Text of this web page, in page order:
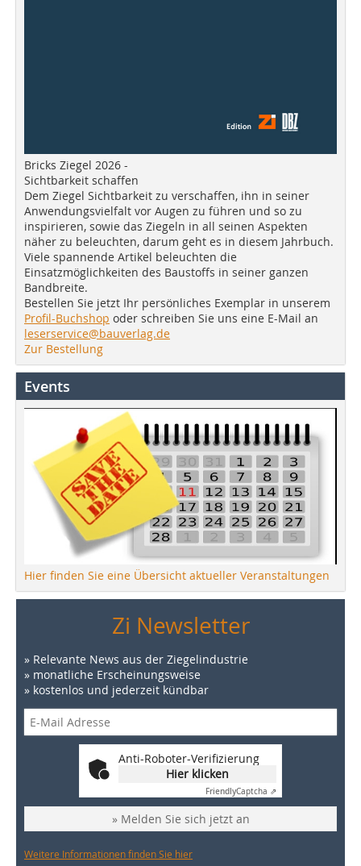
Bricks Ziegel 2026 -
Sichtbarkeit schaffen
Dem Ziegel Sichtbarkeit zu verschaffen, ihn in seiner
Anwendungsvielfalt vor Augen zu führen und so zu
inspirieren, sowie das Ziegeln in all seinen Aspekten
näher zu beleuchten, darum geht es in diesem Jahrbuch.
Viele spannende Artikel beleuchten die
Einsatzmöglichkeiten des Baustoffs in seiner ganzen
Bandbreite.
Bestellen Sie jetzt Ihr persönliches Exemplar in unserem
Profil-Buchshop oder schreiben Sie uns eine E-Mail an
leserservice@bauverlag.de
Zur Bestellung
Events
Hier finden Sie eine Übersicht aktueller Veranstaltungen
Zi Newsletter
» Relevante News aus der Ziegelindustrie
» monatliche Erscheinungsweise
» kostenlos und jederzeit kündbar
Anti-Roboter-Verifizierung
Hier klicken
FriendlyCaptcha ⇗
» Melden Sie sich jetzt an
Weitere Informationen finden Sie hier